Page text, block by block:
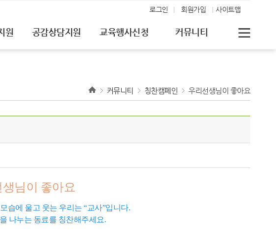
로그인 회원가입 사이트맵
원 공감상담지원 교육행사신청 커뮤니티
커뮤니티 칭찬캠페인 우리선생님이 좋아요
님이 좋아요
습에 울고 웃는 우리는 “교사”입니다.
나누는 동료를 칭찬해주세요.